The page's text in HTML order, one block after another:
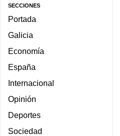
SECCIONES
Portada
Galicia
Economía
España
Internacional
Opinión
Deportes
Sociedad